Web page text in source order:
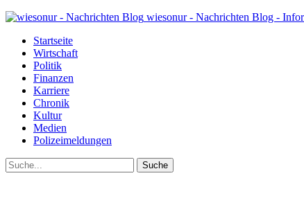
wiesonur - Nachrichten Blog -
Startseite
Wirtschaft
Politik
Finanzen
Karriere
Chronik
Kultur
Medien
Polizeimeldungen